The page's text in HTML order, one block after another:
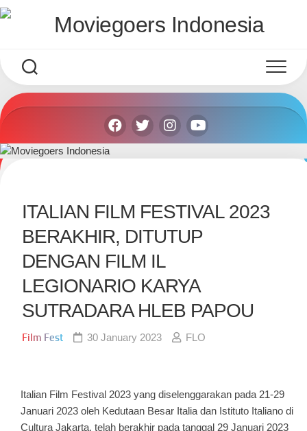
Skip
to
ITALIAN FILM FESTIVAL 2023
BERAKHIR, DITUTUP
DENGAN FILM IL
LEGIONARIO KARYA
SUTRADARA HLEB PAPOU
Film Fest 30 January 2023 FLO
Italian Film Festival 2023 yang diselenggarakan pada 21-29
Januari 2023 oleh Kedutaan Besar Italia dan Istituto Italiano di
Cultura Jakarta, telah berakhir pada tanggal 29 Januari 2023